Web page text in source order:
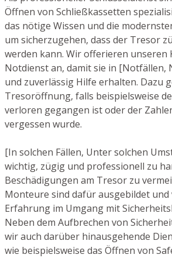
Öffnen von Schließkassetten
das nötige Wissen und die
um sicherzugehen, dass der Tresor
werden kann. Wir offerieren unseren
Notdienst an, damit sie in [Notfällen,
und zuverlässig Hilfe erhalten. Dazu
Tresoröffnung, falls beispielsweise
verloren gegangen ist oder der
vergessen wurde.
[In solchen Fällen, Unter solchen
wichtig, zügig und professionell zu
Beschädigungen am Tresor zu
Monteure sind dafür ausgebildet
Erfahrung im Umgang mit
Neben dem Aufbrechen von
wir auch darüber hinausgehende
wie beispielsweise das Öffnen von